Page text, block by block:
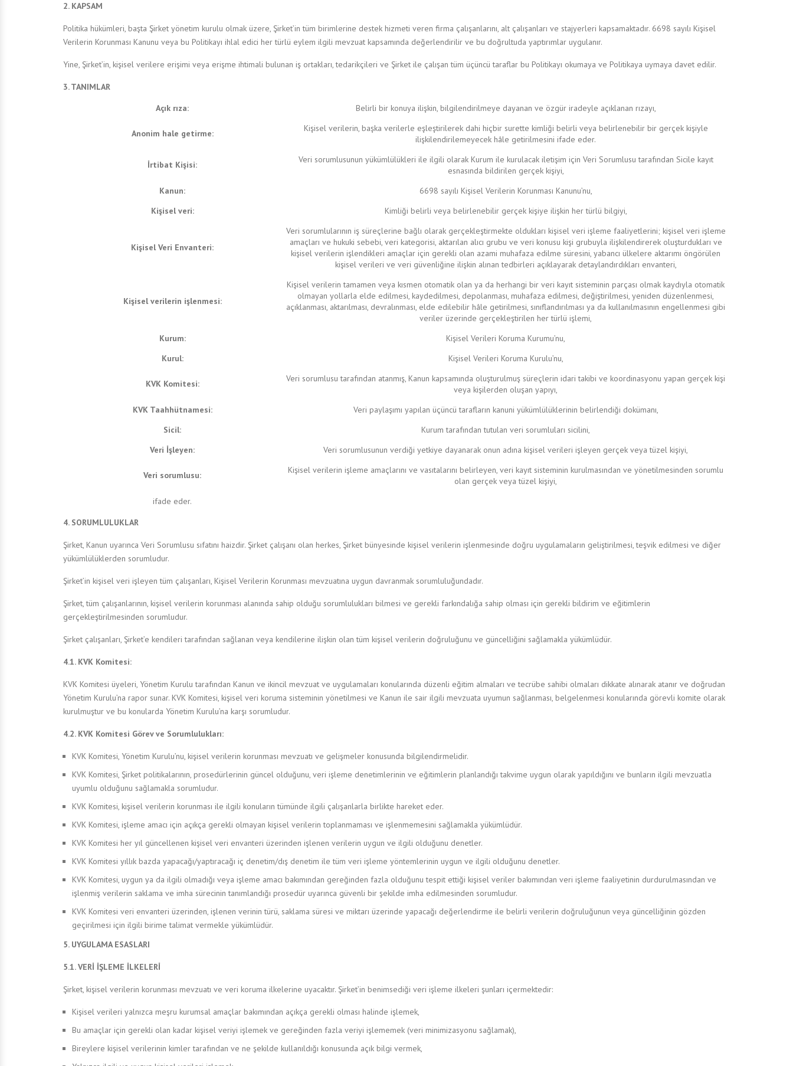
2. KAPSAM
Politika hükümleri, başta Şirket yönetim kurulu olmak üzere, Şirket’in tüm birimlerine destek hizmeti veren firma çalışanlarını, alt çalışanları ve stajyerleri kapsamaktadır. 6698 sayılı Kişisel
Verilerin Korunması Kanunu veya bu Politikayı ihlal edici her türlü eylem ilgili mevzuat kapsamında değerlendirilir ve bu doğrultuda yaptırımlar uygulanır.
Yine, Şirket’in, kişisel verilere erişimi veya erişme ihtimali bulunan iş ortakları, tedarikçileri ve Şirket ile çalışan tüm üçüncü taraflar bu Politikayı okumaya ve Politikaya uymaya davet edilir.
3. TANIMLAR
Açık rıza:
Belirli bir konuya ilişkin, bilgilendirilmeye dayanan ve özgür iradeyle açıklanan rızayı,
Anonim hale getirme:
Kişisel verilerin, başka verilerle eşleştirilerek dahi hiçbir surette kimliği belirli veya belirlenebilir bir gerçek kişiyle
ilişkilendirilemeyecek hâle getirilmesini ifade eder.
İrtibat Kişisi:
Veri sorumlusunun yükümlülükleri ile ilgili olarak Kurum ile kurulacak iletişim için Veri Sorumlusu tarafından Sicile kayıt
esnasında bildirilen gerçek kişiyi,
Kanun:
6698 sayılı Kişisel Verilerin Korunması Kanunu’nu,
Kişisel veri:
Kimliği belirli veya belirlenebilir gerçek kişiye ilişkin her türlü bilgiyi,
Kişisel Veri Envanteri:
Veri sorumlularının iş süreçlerine bağlı olarak gerçekleştirmekte oldukları kişisel veri işleme faaliyetlerini; kişisel veri işleme
amaçları ve hukuki sebebi, veri kategorisi, aktarılan alıcı grubu ve veri konusu kişi grubuyla ilişkilendirerek oluşturdukları ve
kişisel verilerin işlendikleri amaçlar için gerekli olan azami muhafaza edilme süresini, yabancı ülkelere aktarımı öngörülen
kişisel verileri ve veri güvenliğine ilişkin alınan tedbirleri açıklayarak detaylandırdıkları envanteri,
Kişisel verilerin işlenmesi:
Kişisel verilerin tamamen veya kısmen otomatik olan ya da herhangi bir veri kayıt sisteminin parçası olmak kaydıyla otomatik
olmayan yollarla elde edilmesi, kaydedilmesi, depolanması, muhafaza edilmesi, değiştirilmesi, yeniden düzenlenmesi,
açıklanması, aktarılması, devralınması, elde edilebilir hâle getirilmesi, sınıflandırılması ya da kullanılmasının engellenmesi gibi
veriler üzerinde gerçekleştirilen her türlü işlemi,
Kurum:
Kişisel Verileri Koruma Kurumu’nu,
Kurul:
Kişisel Verileri Koruma Kurulu’nu,
KVK Komitesi:
Veri sorumlusu tarafından atanmış, Kanun kapsamında oluşturulmuş süreçlerin idari takibi ve koordinasyonu yapan gerçek kişi
veya kişilerden oluşan yapıyı,
KVK Taahhütnamesi:
Veri paylaşımı yapılan üçüncü tarafların kanuni yükümlülüklerinin belirlendiği dokümanı,
Sicil:
Kurum tarafından tutulan veri sorumluları sicilini,
Veri İşleyen:
Veri sorumlusunun verdiği yetkiye dayanarak onun adına kişisel verileri işleyen gerçek veya tüzel kişiyi,
Veri sorumlusu:
Kişisel verilerin işleme amaçlarını ve vasıtalarını belirleyen, veri kayıt sisteminin kurulmasından ve yönetilmesinden sorumlu
olan gerçek veya tüzel kişiyi,
ifade eder.
4. SORUMLULUKLAR
Şirket, Kanun uyarınca Veri Sorumlusu sıfatını haizdir. Şirket çalışanı olan herkes, Şirket bünyesinde kişisel verilerin işlenmesinde doğru uygulamaların geliştirilmesi, teşvik edilmesi ve diğer
yükümlülüklerden sorumludur.
Şirket’in kişisel veri işleyen tüm çalışanları, Kişisel Verilerin Korunması mevzuatına uygun davranmak sorumluluğundadır.
Şirket, tüm çalışanlarının, kişisel verilerin korunması alanında sahip olduğu sorumlulukları bilmesi ve gerekli farkındalığa sahip olması için gerekli bildirim ve eğitimlerin
gerçekleştirilmesinden sorumludur.
Şirket çalışanları, Şirket’e kendileri tarafından sağlanan veya kendilerine ilişkin olan tüm kişisel verilerin doğruluğunu ve güncelliğini sağlamakla yükümlüdür.
4.1. KVK Komitesi:
KVK Komitesi üyeleri, Yönetim Kurulu tarafından Kanun ve ikincil mevzuat ve uygulamaları konularında düzenli eğitim almaları ve tecrübe sahibi olmaları dikkate alınarak atanır ve doğrudan
Yönetim Kurulu’na rapor sunar. KVK Komitesi, kişisel veri koruma sisteminin yönetilmesi ve Kanun ile sair ilgili mevzuata uyumun sağlanması, belgelenmesi konularında görevli komite olarak
kurulmuştur ve bu konularda Yönetim Kurulu’na karşı sorumludur.
4.2. KVK Komitesi Görev ve Sorumlulukları:
KVK Komitesi, Yönetim Kurulu’nu, kişisel verilerin korunması mevzuatı ve gelişmeler konusunda bilgilendirmelidir.
KVK Komitesi, Şirket politikalarının, prosedürlerinin güncel olduğunu, veri işleme denetimlerinin ve eğitimlerin planlandığı takvime uygun olarak yapıldığını ve bunların ilgili mevzuatla
uyumlu olduğunu sağlamakla sorumludur.
KVK Komitesi, kişisel verilerin korunması ile ilgili konuların tümünde ilgili çalışanlarla birlikte hareket eder.
KVK Komitesi, işleme amacı için açıkça gerekli olmayan kişisel verilerin toplanmaması ve işlenmemesini sağlamakla yükümlüdür.
KVK Komitesi her yıl güncellenen kişisel veri envanteri üzerinden işlenen verilerin uygun ve ilgili olduğunu denetler.
KVK Komitesi yıllık bazda yapacağı/yaptıracağı iç denetim/dış denetim ile tüm veri işleme yöntemlerinin uygun ve ilgili olduğunu denetler.
KVK Komitesi, uygun ya da ilgili olmadığı veya işleme amacı bakımından gereğinden fazla olduğunu tespit ettiği kişisel veriler bakımından veri işleme faaliyetinin durdurulmasından ve
işlenmiş verilerin saklama ve imha sürecinin tanımlandığı prosedür uyarınca güvenli bir şekilde imha edilmesinden sorumludur.
KVK Komitesi veri envanteri üzerinden, işlenen verinin türü, saklama süresi ve miktarı üzerinde yapacağı değerlendirme ile belirli verilerin doğruluğunun veya güncelliğinin gözden
geçirilmesi için ilgili birime talimat vermekle yükümlüdür.
5. UYGULAMA ESASLARI
5.1. VERİ İŞLEME İLKELERİ
Şirket, kişisel verilerin korunması mevzuatı ve veri koruma ilkelerine uyacaktır. Şirket’in benimsediği veri işleme ilkeleri şunları içermektedir:
Kişisel verileri yalnızca meşru kurumsal amaçlar bakımından açıkça gerekli olması halinde işlemek,
Bu amaçlar için gerekli olan kadar kişisel veriyi işlemek ve gereğinden fazla veriyi işlememek (veri minimizasyonu sağlamak),
Bireylere kişisel verilerinin kimler tarafından ve ne şekilde kullanıldığı konusunda açık bilgi vermek,